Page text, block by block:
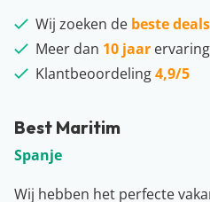
Best Maritim
Spanje
Wij hebben het perfecte
Wij zoeken de beste deals
Meer dan 10 jaar ervaring
Klantbeoordeling4,9/5